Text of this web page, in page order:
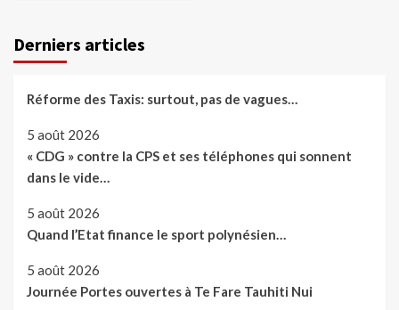
Derniers articles
Réforme des Taxis: surtout, pas de vagues…
5 août 2026
« CDG » contre la CPS et ses téléphones qui sonnent
dans le vide…
5 août 2026
Quand l’Etat finance le sport polynésien…
5 août 2026
Journée Portes ouvertes à Te Fare Tauhiti Nui